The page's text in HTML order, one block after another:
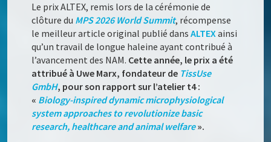
Le prix ALTEX, remis lors de la cérémonie de
clôture du MPS 2026 World Summit, récompense
le meilleur article original publié dansALTEXainsi
qu’un travail de longue haleine ayant contribué à
l’avancement des NAM. Cette année, le prix a été
attribué à Uwe Marx, fondateur de TissUse
GmbH, pour son rapport sur l’atelier t4 :
« Biology-inspired dynamic microphysiological
system approaches to revolutionize basic
research, healthcare and animal welfare».